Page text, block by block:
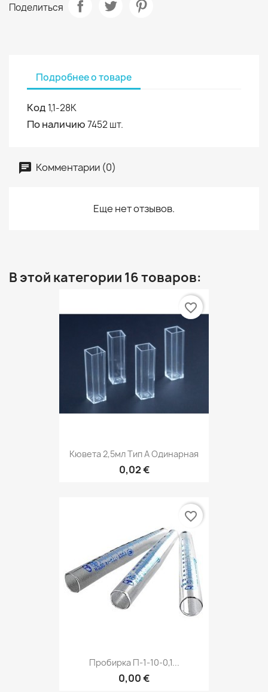
Поделиться
Подробнее о товаре
Код 1,1-28К
По наличию7452 шт.
Комментарии (0)
Еще нет отзывов.
В этой категории 16 товаров:
Кювета 2,5мл Тип А Одинарная
0,02 €
favorite_border
Пробирка П-1-10-0,1...
0,00 €
favorite_border